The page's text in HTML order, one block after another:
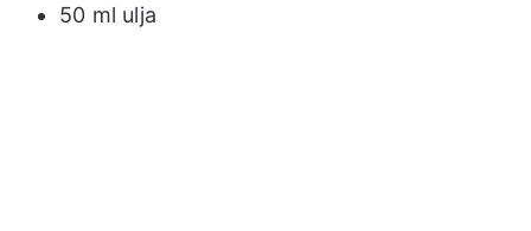
50 ml ulja